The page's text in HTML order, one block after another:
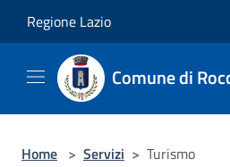
Regione Lazio
Comune di
Home > Servizi > Turismo